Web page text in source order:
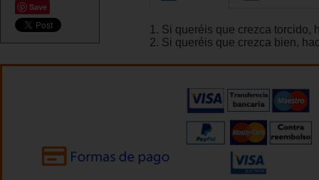
Save
1. Si queréis que crezca torcido,
2. Si queréis que crezca bien,